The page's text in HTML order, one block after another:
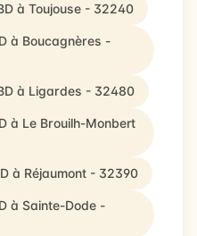
à Toujouse - 32240
à Boucagnères -
à Ligardes - 32480
à Le Brouilh-Monbert
à Réjaumont - 32390
à Sainte-Dode -